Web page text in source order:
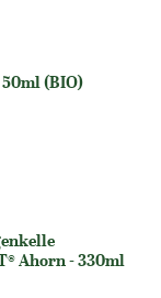
(BIO)
Ahorn - 330ml